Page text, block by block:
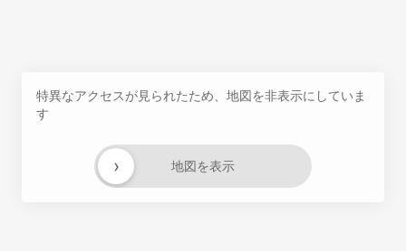
特異なアクセスが見られたため、地図を非表示にしていま
す
地図を表示
›